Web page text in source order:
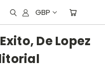
GBP
De Lopez